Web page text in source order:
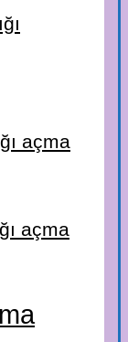
açma
açma